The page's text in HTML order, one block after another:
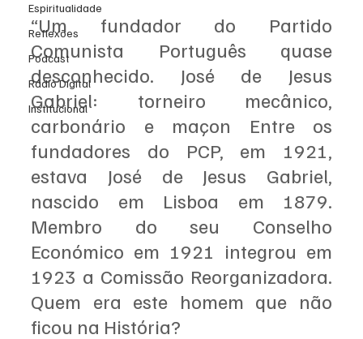
Espiritualidade
Reflexões
Podcast
Rádio Digital
Institucional
“Um fundador do Partido
Comunista Português quase
desconhecido. José de Jesus
Gabriel: torneiro mecânico,
carbonário e maçon Entre os
fundadores do PCP, em 1921,
estava José de Jesus Gabriel,
nascido em Lisboa em 1879.
Membro do seu Conselho
Económico em 1921 integrou em
1923 a Comissão Reorganizadora.
Quem era este homem que não
ficou na História?